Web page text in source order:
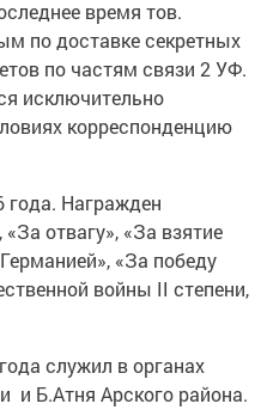
по доставке секретных
по частям связи 2 УФ.
исключительно
корреспонденцию
года. Награжден
отвагу», «За взятие
«За победу
войны II степени,
служил в органах
Б.Атня Арского района.